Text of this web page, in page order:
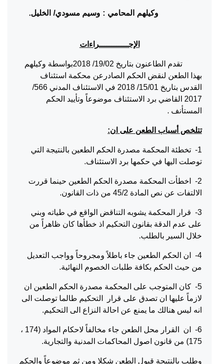
وكيلهم المحامي : وسيم مسودي/ الخليل.
الإجــــــــــــراءات
تقدم الطاعنون بتاريخ 19/02/ 2018بواسطة وكيلهم
بهذا الطعن لنقض الحكم الصادرعن محكمة استئناف
القدس بتاريخ 15/01/ 2018 في الاستئناف المدني 566/
2017 القاضي برد الاستئناف موضوعاً وتأييد الحكم
المستأنف .
تتلخص أسباب الطعن على ان:
1- تخطئة المحكمة مصدرة الحكم الطعين بالنتيجة التي
توصلت اليها في حكمها برد الاستئناف.
2- اخطأت المحكمة مصدرة الحكم الطعين حينما قررت
الالتفات عن نص المادة 45/2 من ذات القانون.
3- قرار المحكمة يشوبه التناقض الواقع في طياته وبني
على عدم الدقة بقانون التحكيم اذ خطأها كان ظاهراً من
خلال السير بالطلب.
4- ان الحكم الطعين جاء باطلاً ومجروحاً وواجب التعديل
من حيث الحكم بكافة طلبات الخصوم النهائية.
5- كان المتوجب على المحكمة مصدرة الحكم الطعين ان
لازماً عليها ان تصدق على قرار التحكيم طالما توصلت الى
انه ليس هنالك ما يمنع عن احالة النزاع الى التحكيم.
6- ان القرار محل الطعن جاء مخالفاً لاحكام المواد (174 ،
175) من قانون اصول المحاكمات المدنية والتجارية.
وطلب بالنتيجة قبول الطعن شكلا ومن ثم موضوعاً والحكم